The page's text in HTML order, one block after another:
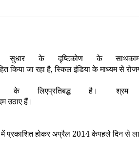
सुधार के दृष्टिकोण के
किया जा रहा है,स्किल इंडिया के माध्यम से
के लिएप्रतिबद्ध है।
उठाए हैं।
प्रकाशित होकर अप्रैल 2014केपहले दिन से